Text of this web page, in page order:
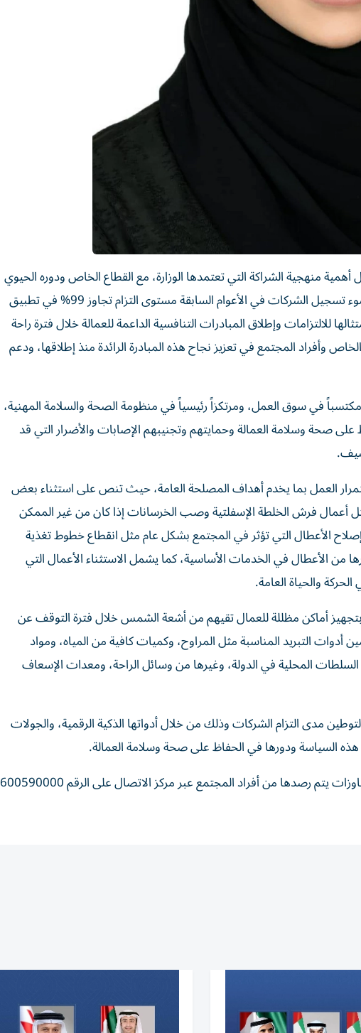
منهجية الشراكة التي تعتمدها الوزارة، مع القطاع الخاص ودوره الحيوي
في تعزيز نموذج بيئة العمل الرائدة في الدولة، لا سيما في ضوء تسجيل الشركات في الأعوام السابقة مستوى التزام تجاوز 99% في تطبيق
للالتزامات وإطلاق المبادرات التنافسية الداعمة للعمالة خلال فترة راحة
وأفراد المجتمع في تعزيز نجاح هذه المبادرة الرائدة منذ إطلاقها، ودعم
في سوق العمل، ومرتكزاً رئيسياً في منظومة الصحة والسلامة المهنية،
صحة وسلامة العمالة وحمايتهم وتجنيبهم الإصابات والأضرار التي قد
العمل بما يخدم أهداف المصلحة العامة، حيث تنص على استثناء بعض
أعمال فرش الخلطة الإسفلتية وصب الخرسانات إذا كان من غير الممكن
إصلاح الأعطال التي تؤثر في المجتمع بشكل عام مثل انقطاع خطوط تغذية
من الأعطال في الخدمات الأساسية، كما يشمل الاستثناء الأعمال التي
والحياة العامة.
أماكن مظللة للعمال تقيهم من أشعة الشمس خلال فترة التوقف عن
أدوات التبريد المناسبة مثل المراوح، وكميات كافية من المياه، ومواد
المحلية في الدولة، وغيرها من وسائل الراحة، ومعدات الإسعاف
مدى التزام الشركات وذلك من خلال أدواتها الذكية الرقمية، والجولات
هذه السياسة ودورها في الحفاظ على صحة وسلامة العمالة.
وتستقبل الوزارة البلاغات حول الممارسات السلبية، أو أية تجاوزات يتم رصدها من أفراد المجتمع عبر مركز الاتصال على الرقم 600590000